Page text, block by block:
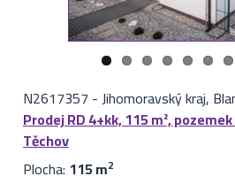
N2617357 -Jihomoravský kraj,
Prodej RD 4+kk, 115 m²,
Těchov
Plocha: 115 m2